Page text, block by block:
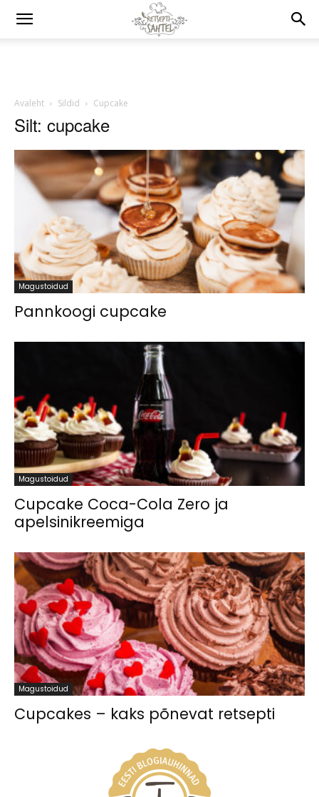
Avaleht Sildid Cupcake
Silt: cupcake
Magustoidud
Pannkoogi cupcake
Magustoidud
Cupcake Coca-Cola Zero ja
apelsinikreemiga
Magustoidud
Cupcakes – kaks põnevat retsepti